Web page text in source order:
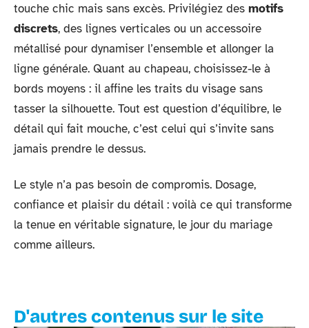
touche chic mais sans excès. Privilégiez des motifs
discrets, des lignes verticales ou un accessoire
métallisé pour dynamiser l’ensemble et allonger la
ligne générale. Quant au chapeau, choisissez-le à
bords moyens : il affine les traits du visage sans
tasser la silhouette. Tout est question d’équilibre, le
détail qui fait mouche, c’est celui qui s’invite sans
jamais prendre le dessus.
Le style n’a pas besoin de compromis. Dosage,
confiance et plaisir du détail : voilà ce qui transforme
la tenue en véritable signature, le jour du mariage
comme ailleurs.
D'autres contenus sur le site